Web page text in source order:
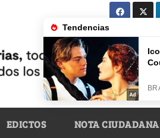
EDICTOS NOTA CIUDADANA